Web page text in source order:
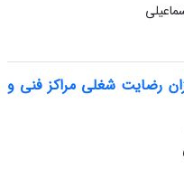
رضایت شغلی مراکز فنی و